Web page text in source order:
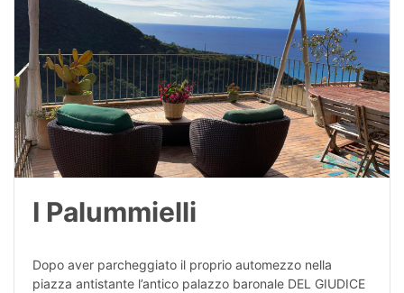
I Palummielli
Dopo aver parcheggiato il proprio automezzo nella
piazza antistante l’antico palazzo baronale DEL GIUDICE